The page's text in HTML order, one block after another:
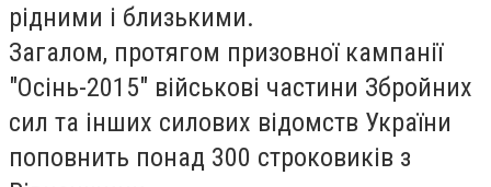
рідними і близькими.
Загалом, протягом призовної кампанії
"Осінь-2015" військові частини Збройних
сил та інших силових відомств України
поповнить понад 300 строковиків з